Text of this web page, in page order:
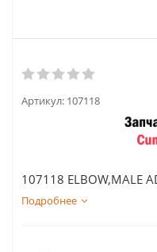
Артикул: 107118
107118 ELBOW,MALE
Подробнее